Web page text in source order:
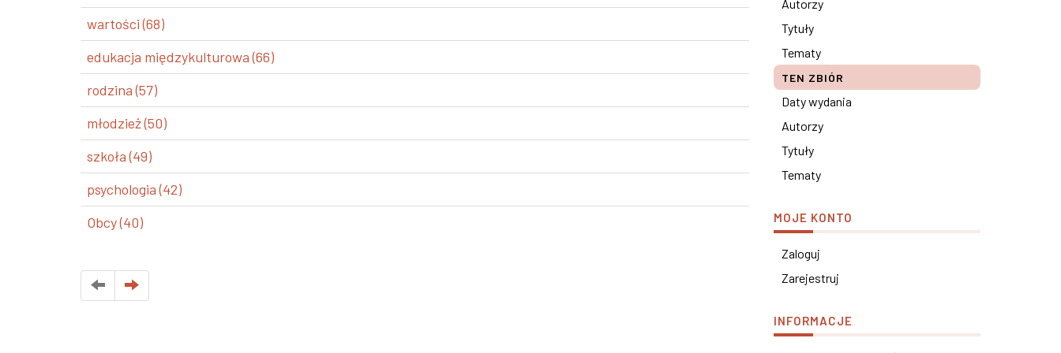
wartości (68)
edukacja międzykulturowa (66)
rodzina (57)
młodzież (50)
szkoła (49)
psychologia (42)
Obcy (40)
Autorzy
Tytuły
Tematy
TEN ZBIÓR
Daty wydania
Autorzy
Tytuły
Tematy
MOJE KONTO
Zaloguj
Zarejestruj
INFORMACJE